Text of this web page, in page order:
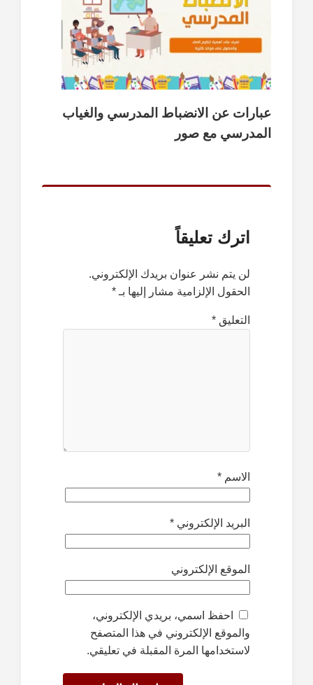
عبارات عن الانضباط المدرسي والغياب
المدرسي مع صور
اترك تعليقاً
لن يتم نشر عنوان بريدك الإلكتروني.
الحقول الإلزامية مشار إليها بـ *
التعليق *
الاسم *
البريد الإلكتروني *
الموقع الإلكتروني
احفظ اسمي، بريدي الإلكتروني،
والموقع الإلكتروني في هذا المتصفح
لاستخدامها المرة المقبلة في تعليقي.